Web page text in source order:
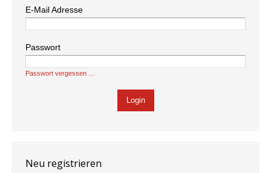
E-Mail Adresse
Passwort
Passwort vergessen …
Neu registrieren